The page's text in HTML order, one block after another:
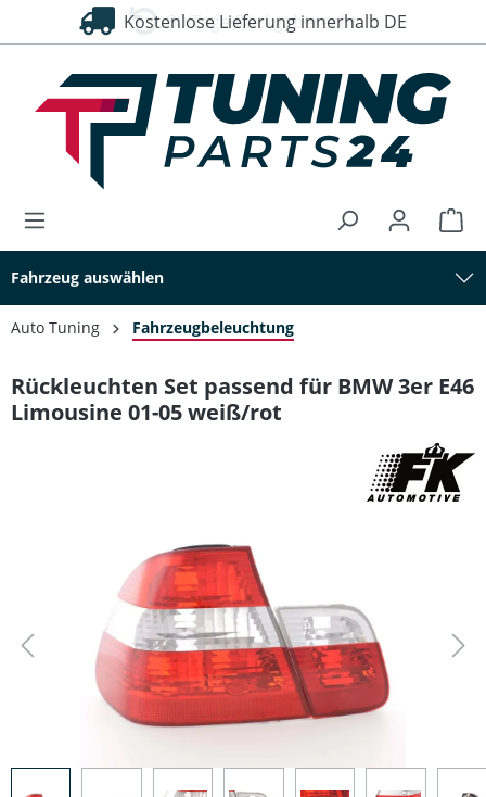
springen Kostenlose Lieferung innerhalb DE
30 Tage Rückgaberecht
Fahrzeug auswählen
Auto Tuning Fahrzeugbeleuchtung
Rückleuchten Set passend für BMW 3er E46
Limousine 01-05 weiß/rot